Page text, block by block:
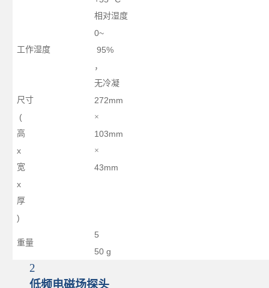
工作湿度
相对湿度
0~
95%
，
无冷凝
尺寸
(
高
x
宽
x
厚
)
272mm
×
103mm
×
43mm
重量
5
50 g
2
低频电磁场探头